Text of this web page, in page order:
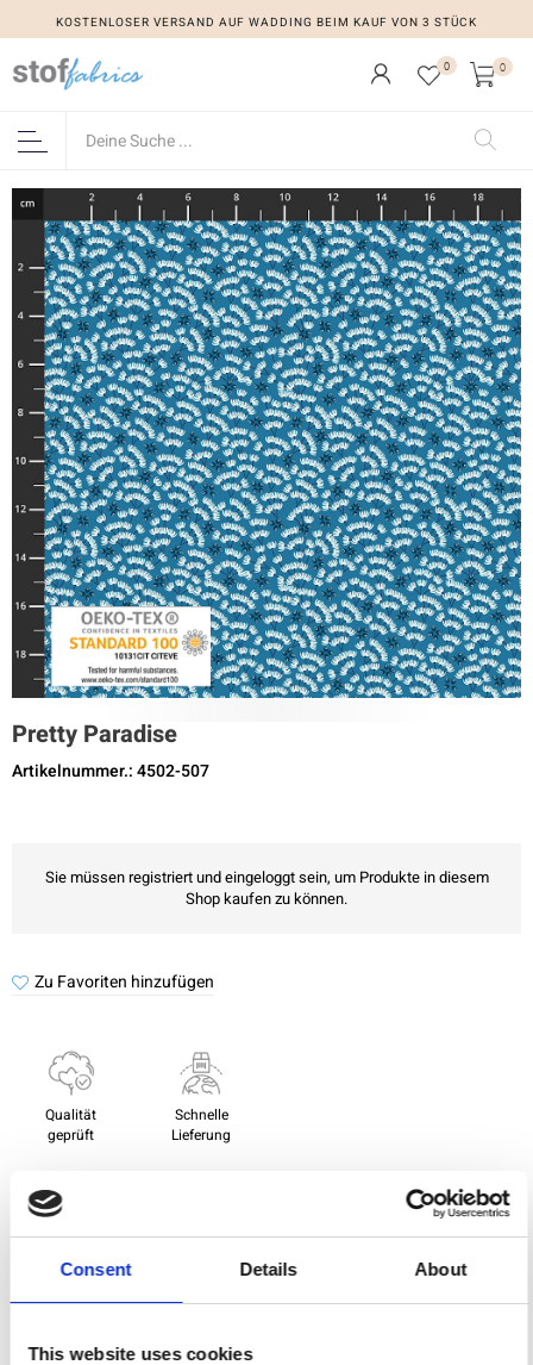
Consent Details About
This website uses cookies
KOSTENLOSER VERSAND AUF WADDING BEIM KAUF VON 3 STÜCK
0 0
Pretty Paradise
Artikelnummer.: 4502-507
Sie müssen registriert und eingeloggt sein, um Produkte in diesem
Shop kaufen zu können.
Zu Favoriten hinzufügen
Qualität
geprüft
Schnelle
Lieferung